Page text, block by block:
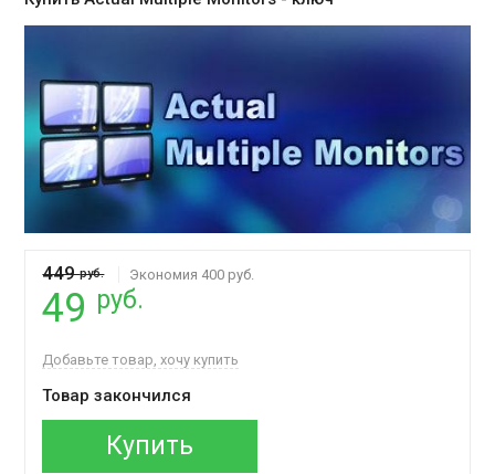
449руб. Экономия 400 руб.
49 руб.
Добавьте товар, хочу купить
Товар закончился
Купить